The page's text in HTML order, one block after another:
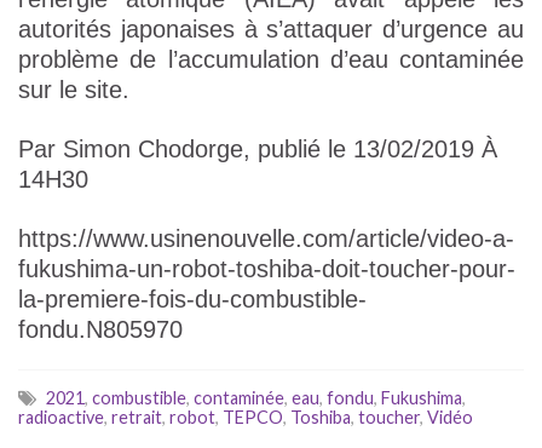
autorités japonaises à s’attaquer d’urgence au
problème de l’accumulation d’eau contaminée
sur le site.
Par Simon Chodorge, publié le 13/02/2019 À
14H30
https://www.usinenouvelle.com/article/video-a-
fukushima-un-robot-toshiba-doit-toucher-pour-
la-premiere-fois-du-combustible-
fondu.N805970
2021, combustible, contaminée, eau, fondu, Fukushima,
radioactive, retrait, robot, TEPCO, Toshiba, toucher, Vidéo